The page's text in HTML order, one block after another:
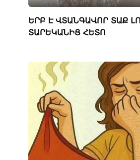
ԵՐԲ Է ՎՏԱՆԳԱՎՈՐ ՏԱՔ
ՏԱՐԵԿԱՆԻՑ ՀԵՏՈ